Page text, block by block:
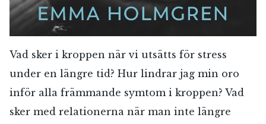
Vad sker i kroppen när vi utsätts för stress
under en längre tid? Hur lindrar jag min oro
inför alla främmande symtom i kroppen? Vad
sker med relationerna när man inte längre